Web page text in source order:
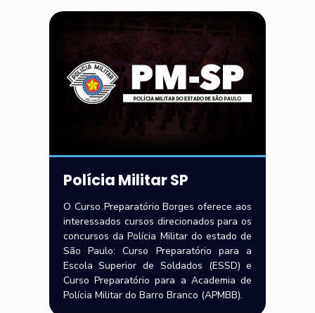
Polícia Militar SP
O Curso Preparatório Borges oferece aos
interessados cursos direcionados para os
concursos da Polícia Militar do estado de
São Paulo: Curso Preparatório para a
Escola Superior de Soldados (ESSD) e
Curso Preparatório para a Academia de
Polícia Militar do Barro Branco (APMBB).